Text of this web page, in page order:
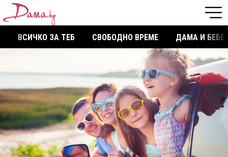
ВСИЧКО ЗА ТЕБ СВОБОДНО ВРЕМЕ ДАМА И БЕБЕ